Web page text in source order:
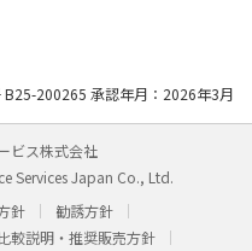
B25-200265 承認年月：2026年3月
ビス株式会社
Services Japan Co., Ltd.
針
勧誘方針
比較説明・推奨販売方針